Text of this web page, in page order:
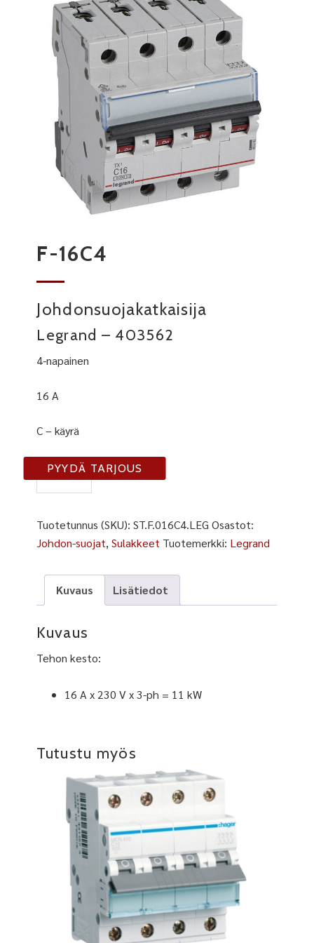
F-16C4
Johdonsuojakatkaisija
Legrand – 403562
4-napainen
16 A
C – käyrä
16C4
PYYDÄ TARJOUS
Tuotetunnus (SKU):ST.F.016C4.LEG Osastot:
Johdon-suojat,Sulakkeet Tuotemerkki: Legrand
Kuvaus Lisätiedot
Kuvaus
Tehon kesto:
16 A x 230 V x 3-ph = 11 kW
Tutustu myös